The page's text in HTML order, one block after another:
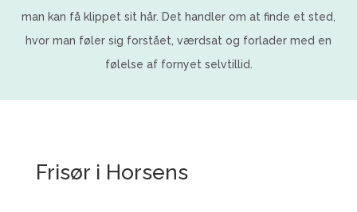
man kan få klippet sit hår. Det handler om at finde et sted,
hvor man føler sig forstået, værdsat og forlader med en
følelse af fornyet selvtillid.
Frisør i Horsens